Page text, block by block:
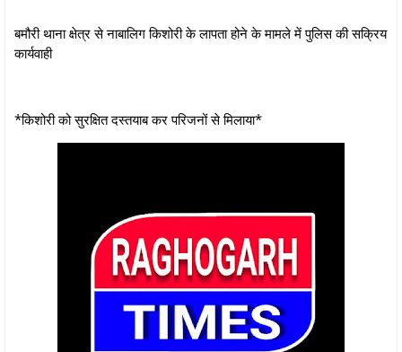
बमौरी थाना क्षेत्र से नाबालिग किशोरी के लापता होने के मामले में पुलिस की सक्रिय
कार्यवाही
*किशोरी को सुरक्षित दस्तयाब कर परिजनों से मिलाया*